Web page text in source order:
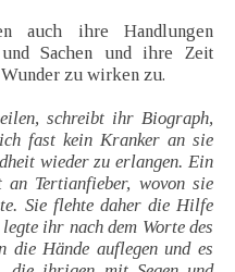
auch ihre Handlungen
Sachen und ihre Zeit
zu wirken zu.
schreibt ihr Biograph,
fast kein Kranker an sie
wieder zu erlangen. Ein
Tertianfieber, wovon sie
Sie flehte daher die Hilfe
ihr nach dem Worte des
die Hände auflegen und es